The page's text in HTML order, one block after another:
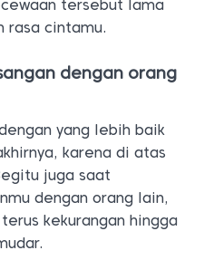
tersebut lama
rasa cintamu.
dengan orang
yang lebih baik
karena di atas
juga saat
dengan orang lain,
kekurangan hingga